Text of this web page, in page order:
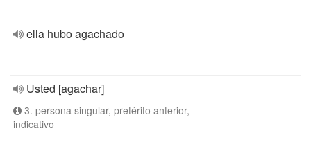
ella hubo agachado
Usted [agachar]
3. persona singular, pretérito anterior,
indicativo